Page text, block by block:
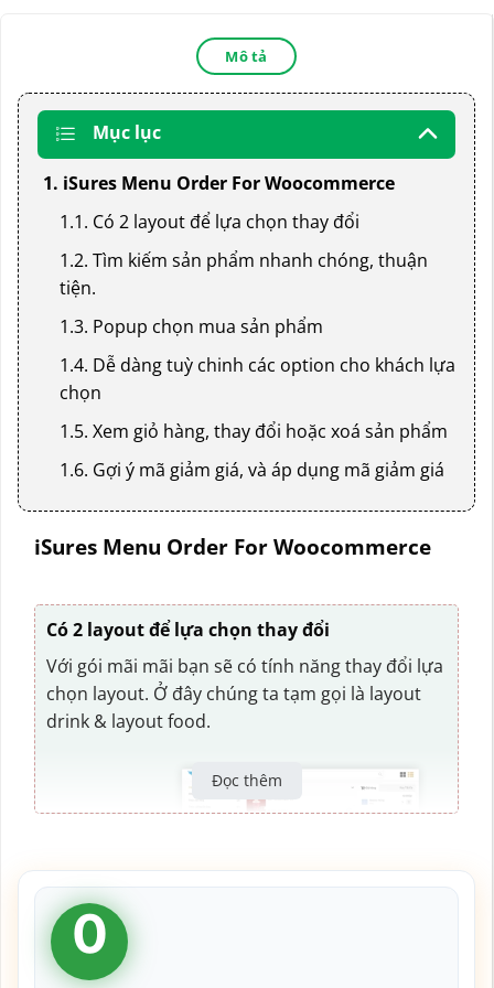
Hỗ trợ tự động bật popup lựa chọn với ID sản
Quản lý đơn đặt hàng của khách qua
Woocommerce hiện đầy đủ thông tin option(*),
note mà khách lựa chọn.
hoặc sử dụng chung cho tất cả sản phẩm
Woocommerce.
Mô tả
Mục lục
1. iSures Menu Order For Woocommerce
1.1. Có 2 layout để lựa chọn thay đổi
1.2. Tìm kiếm sản phẩm nhanh chóng, thuận
tiện.
1.3. Popup chọn mua sản phẩm
1.4. Dễ dàng tuỳ chinh các option cho khách lựa
chọn
1.5. Xem giỏ hàng, thay đổi hoặc xoá sản phẩm
1.6. Gợi ý mã giảm giá, và áp dụng mã giảm giá
iSures Menu Order For Woocommerce
Có 2 layout để lựa chọn thay đổi
Với gói mãi mãi bạn sẽ có tính năng thay đổi lựa
chọn layout. Ở đây chúng ta tạm gọi là layout
drink & layout food.
Đọc thêm
0